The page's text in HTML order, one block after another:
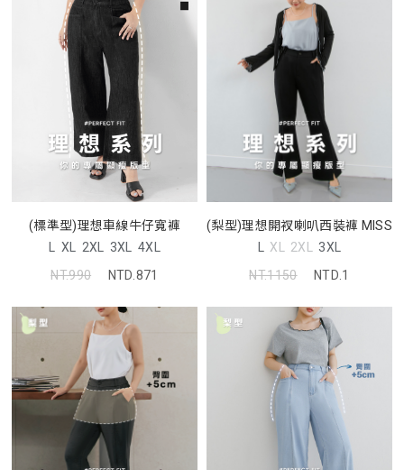
(標準型)理想車線牛仔寬褲
L XL 2XL 3XL 4XL
NT.990
NTD.871
(梨型)理想開衩喇叭西裝褲 MISS
L XL 2XL 3XL
NT.1150
NTD.1